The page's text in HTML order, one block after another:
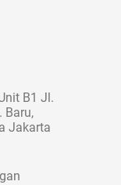
B1 Jl.
Baru,
Jakarta